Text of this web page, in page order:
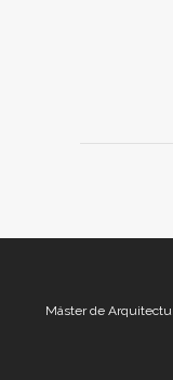
Máster de